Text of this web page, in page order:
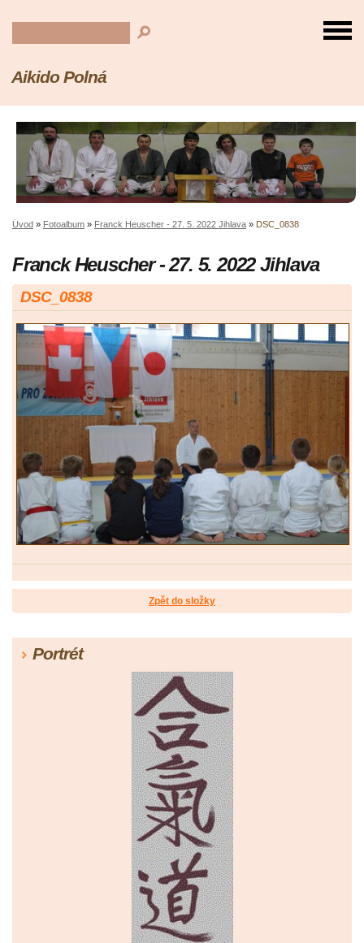
Aikido Polná
Úvod » Fotoalbum » Franck Heuscher - 27. 5. 2022 Jihlava » DSC_0838
Franck Heuscher - 27. 5. 2022 Jihlava
DSC_0838
Zpět do složky
Portrét